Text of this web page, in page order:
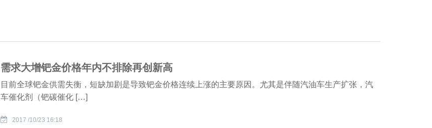
需求大增钯金价格年内不排除再创新高
目前全球钯金供需失衡，短缺加剧是导致钯金价格连续上涨的主要原因。尤其是伴随汽油车生产扩张，汽
车催化剂（钯碳催化 […]
2017 /10/23 16:18